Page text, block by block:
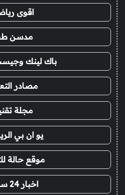
اقوى
مدسن
باك لينك
مصادر
مجلة
يو ان بي
موقع حالة
اخبار 24 ساعة